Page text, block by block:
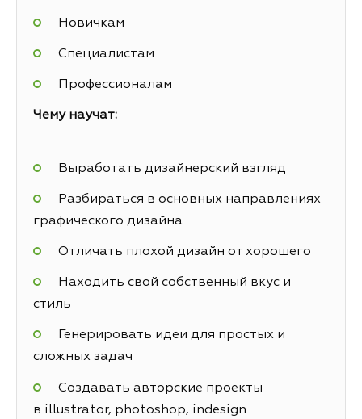
Новичкам
Специалистам
Профессионалам
Чему научат:
Выработать дизайнерский взгляд
Разбираться в основных направлениях
графического дизайна
Отличать плохой дизайн от хорошего
Находить свой собственный вкус и
стиль
Генерировать идеи для простых и
сложных задач
Создавать авторские проекты
в illustrator, photoshop, indesign